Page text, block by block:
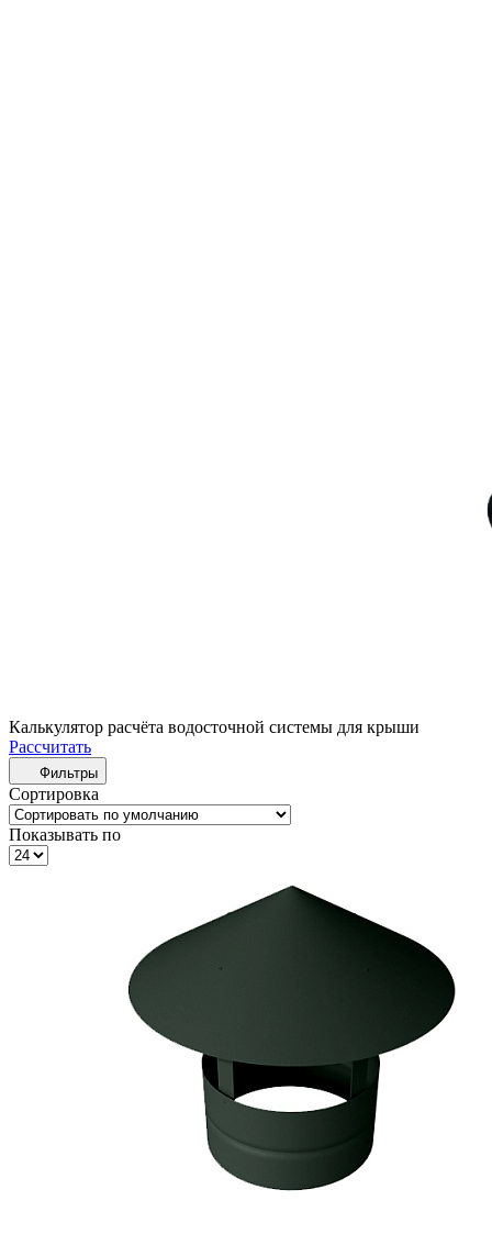
Калькулятор расчёта водосточной системы для крыши
Рассчитать
Фильтры
Сортировка
Показывать по